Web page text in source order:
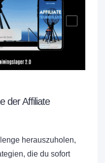
der Affiliate
herauszuholen,
die du sofort